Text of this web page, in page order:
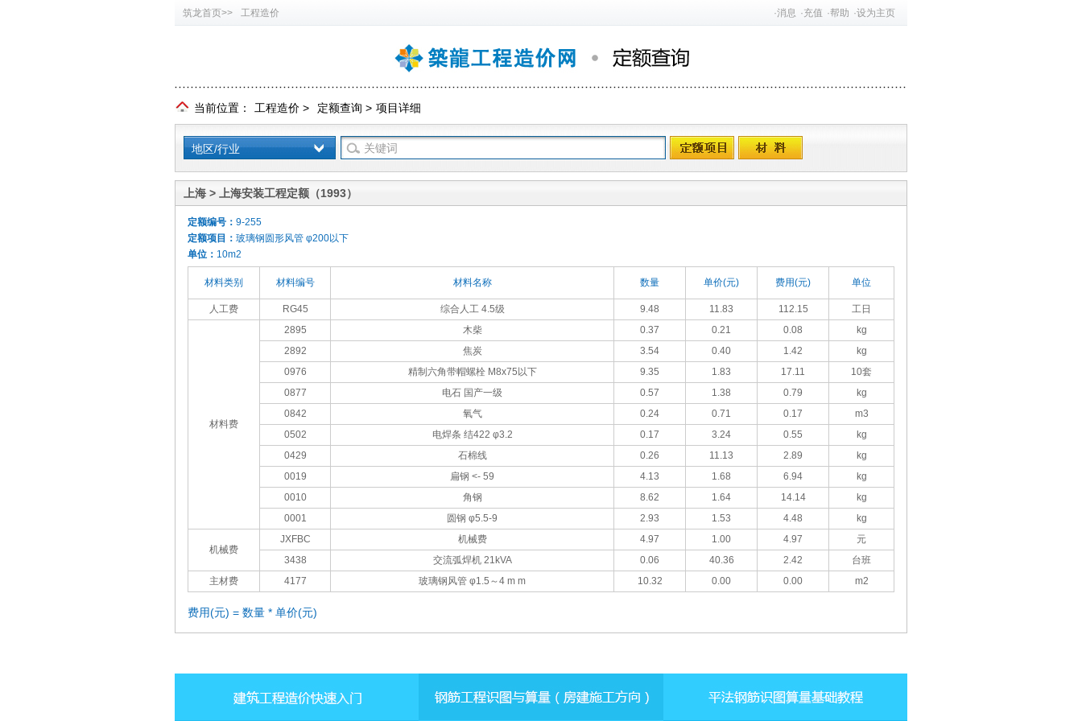
筑龙首页>> 工程造价 ·消息 ·充值 ·帮助 ·设为主页
当前位置： 工程造价 > 定额查询 > 项目详细
地区/行业
上海 > 上海安装工程定额（1993）
定额编号： 9-255
定额项目： 玻璃钢圆形风管 φ200以下
单位： 10m2
材料类别 材料编号 材料名称 数量 单价(元) 费用(元) 单位
人工费 RG45 综合人工 4.5级 9.48 11.83 112.15 工日
材料费
2895 木柴 0.37 0.21 0.08
kg
2892
焦炭 3.54 0.40 1.42
kg
0976
精制六角带帽螺栓 M8x75以下 9.35 1.83 17.11
10套
0877
电石 国产一级 0.57 1.38 0.79
kg
0842
氧气 0.24 0.71 0.17
m3
0502
电焊条 结422 φ3.2 0.17 3.24 0.55
kg
0429
石棉线 0.26 11.13 2.89
kg
0019
扁钢 <- 59 4.13 1.68 6.94
kg
0010
角钢 8.62 1.64 14.14
kg
0001
圆钢 φ5.5-9 2.93 1.53 4.48 kg
机械费
JXFBC 机械费 4.97 1.00 4.97
元
3438
交流弧焊机 21kVA 0.06 40.36 2.42
台班
主材费
4177 玻璃钢风管 φ1.5～4 m m 10.32 0.00 0.00 m2
费用(元) = 数量 * 单价(元)